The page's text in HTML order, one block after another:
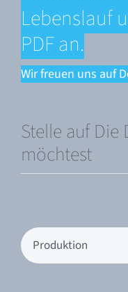
Lebenslauf
PDF an.
Wir freuen uns auf
Stelle auf Die
möchtest